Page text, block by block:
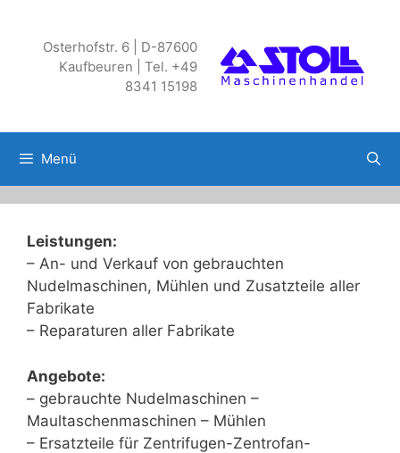
springenOsterhofstr. 6 | D-87600
Kaufbeuren | Tel. +49
8341 15198
Menü
Leistungen:
– An- und Verkauf von gebrauchten
Nudelmaschinen, Mühlen und Zusatzteile aller
Fabrikate
– Reparaturen aller Fabrikate
Angebote:
– gebrauchte Nudelmaschinen –
Maultaschenmaschinen – Mühlen
– Ersatzteile für Zentrifugen-Zentrofan-